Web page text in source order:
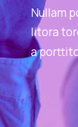
Nullam
litora
a